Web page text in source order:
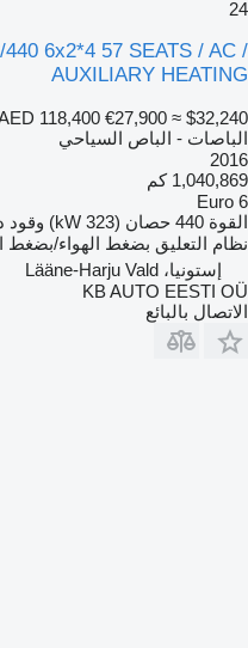
24
6x2*4 57 SEATS / AC /
AUXILIARY HEATING
118,400 €27,900 ≈ $32,240
الباصات - الباص السياحي
2016
1,040,869 كم
Euro 6
القوة 440 حصان (323 kW) وقود
نظام التعليق بضغط الهواء/بضغط
إستونيا، Lääne-Harju Vald
KB AUTO EESTI OÜ
الاتصال بالبائع